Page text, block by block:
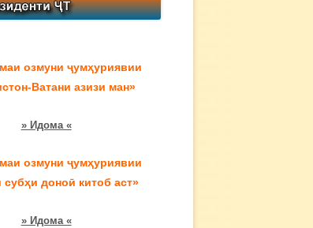
озмуни ҷумҳуриявии
Ватани азизи ман»
» Идома «
озмуни ҷумҳуриявии
субҳи доноӣ китоб аст»
» Идома «